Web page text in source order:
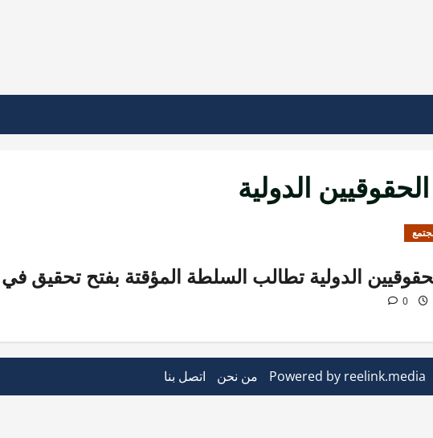
الدولية
الدولية تطالب السلطة المؤقتة بفتح تحقيق
0
Powered by reelink.media من نحن اتصل بنا